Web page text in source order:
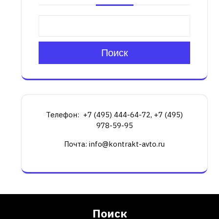
Поиск
Телефон: +7 (495) 444-64-72, +7 (495)
978-59-95
Почта: info@kontrakt-avto.ru
Поиск